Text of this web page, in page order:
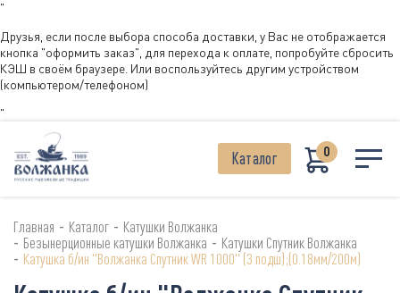
"
Друзья, если после выбора способа доставки, у Вас не отображается
кнопка "оформить заказ", для перехода к оплате, попробуйте сбросить
КЭШ в своём браузере. Или воспользуйтесь другим устройством
(компьютером/телефоном)
"
Каталог 0
Главная - Каталог - Катушки Волжанка
- Безынерционные катушки Волжанка - Катушки Спутник Волжанка
- Катушка б/ин "Волжанка Спутник WR 1000" (3 подш);(0.18мм/200м)